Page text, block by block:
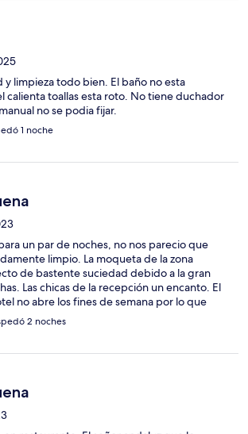
limpieza todo bien. El baño no esta
calienta toallas esta roto. No tiene duchador
no se podia fijar.
1 noche
un par de noches, no nos parecio que
limpio. La moqueta de la zona
de bastente suciedad debido a la gran
Las chicas de la recepción un encanto. El
no abre los fines de semana por lo que
desplazarse en coche a los pueblos mas
2 noches